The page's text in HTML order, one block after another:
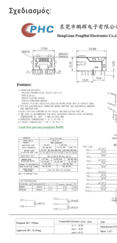
Σχεδιασμός: